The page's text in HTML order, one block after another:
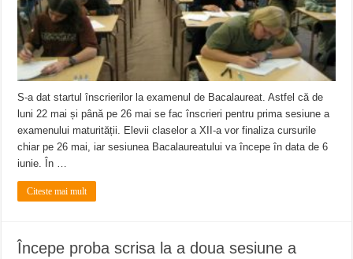
S-a dat startul înscrierilor la examenul de Bacalaureat. Astfel că de
luni 22 mai și până pe 26 mai se fac înscrieri pentru prima sesiune a
examenului maturității. Elevii claselor a XII-a vor finaliza cursurile
chiar pe 26 mai, iar sesiunea Bacalaureatului va începe în data de 6
iunie. În …
Citeste mai mult
Începe proba scrisa la a doua sesiune a